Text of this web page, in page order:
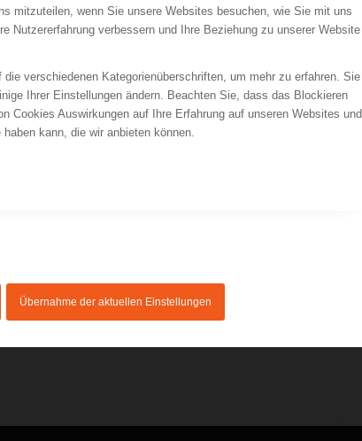
mitzuteilen, wenn Sie unsere Websites besuchen, wie Sie mit uns
Nutzererfahrung verbessern und Ihre Beziehung zu unserer Website
die verschiedenen Kategorienüberschriften, um mehr zu erfahren. Sie
Ihrer Einstellungen ändern. Beachten Sie, dass das Blockieren
Cookies Auswirkungen auf Ihre Erfahrung auf unseren Websites und
kann, die wir anbieten können.
Übernahme der aktuellen Einstellungen
Jugendliche